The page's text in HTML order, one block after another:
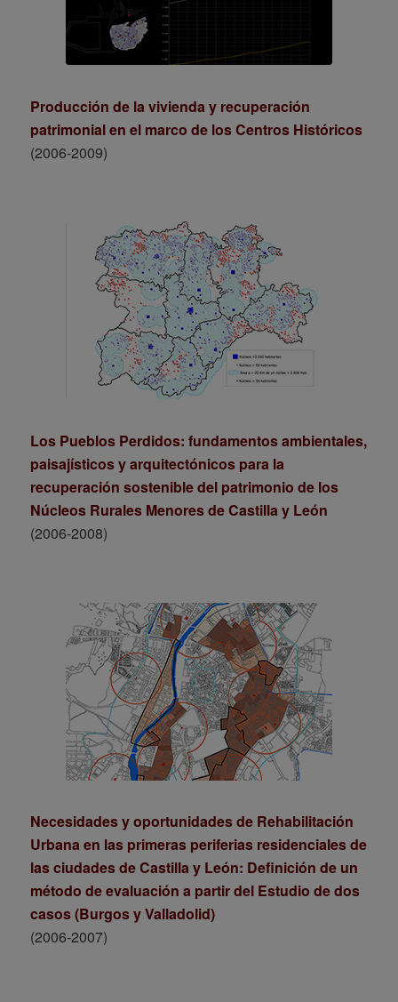
Producción de la vivienda y recuperación
patrimonial en el marco de los Centros Históricos
(2006-2009)
Los Pueblos Perdidos: fundamentos ambientales,
paisajísticos y arquitectónicos para la
recuperación sostenible del patrimonio de los
Núcleos Rurales Menores de Castilla y León
(2006-2008)
Necesidades y oportunidades de Rehabilitación
Urbana en las primeras periferias residenciales de
las ciudades de Castilla y León: Definición de un
método de evaluación a partir del Estudio de dos
casos (Burgos y Valladolid)
(2006-2007)